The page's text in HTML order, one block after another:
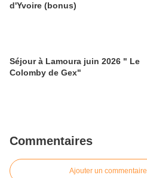
d'Yvoire (bonus)
Séjour à Lamoura juin 2026 " Le
Colomby de Gex"
Commentaires
Ajouter un commentaire